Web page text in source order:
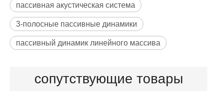
пассивная акустическая система
3-полосные пассивные динамики
пассивный динамик линейного массива
сопутствующие товары